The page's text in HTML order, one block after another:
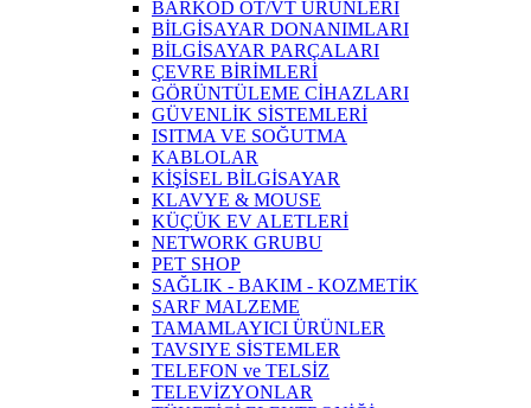
BARKOD OT/VT ÜRÜNLERİ
BİLGİSAYAR DONANIMLARI
BİLGİSAYAR PARÇALARI
ÇEVRE BİRİMLERİ
GÖRÜNTÜLEME CİHAZLARI
GÜVENLİK SİSTEMLERİ
ISITMA VE SOĞUTMA
KABLOLAR
KİŞİSEL BİLGİSAYAR
KLAVYE & MOUSE
KÜÇÜK EV ALETLERİ
NETWORK GRUBU
PET SHOP
SAĞLIK - BAKIM - KOZMETİK
SARF MALZEME
TAMAMLAYICI ÜRÜNLER
TAVSIYE SİSTEMLER
TELEFON ve TELSİZ
TELEVİZYONLAR